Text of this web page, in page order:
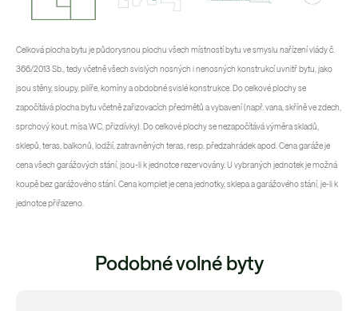
Celková plocha bytu je půdorysnou plochu všech místností bytu ve smyslu nařízení vlády č.
366/2013 Sb., tedy včetně všech svislých nosných i nenosných konstrukcí uvnitř bytu, jako
jsou stěny, sloupy, pilíře, komíny a obdobné svislé konstrukce. Do celkové plochy se
započítává plocha bytu včetně zařizovacích předmětů a vybavení (např. vana, skříně ve zdech,
sprchový kout, mísa WC, přizdívky). Do celkové plochy se nezapočítává výměra skladů,
sklepů, teras, balkonů, lodžií, zatravněných teras, resp. předzahrádek apod. Cena garáže je
cena všech garážových stání, jsou-li k jednotce rezervovány. U vybraných jednotek je možná
koupě bez garážového stání. Cena komplet je cena jednotky, sklepa a garážového stání, je-li k
jednotce přiřazeno.
Podobné volné byty